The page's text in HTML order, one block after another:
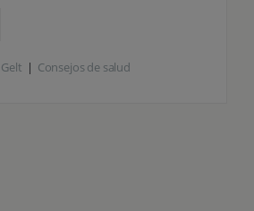
Gelt Consejos de salud